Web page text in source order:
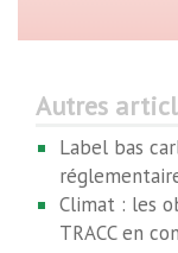
Autres
Label bas
Climat : les
TRACC en